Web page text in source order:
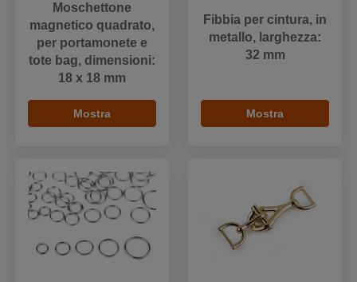
Moschettone
magnetico quadrato,
per portamonete e
tote bag, dimensioni:
18 x 18 mm
Mostra
Fibbia per cintura, in
metallo, larghezza:
32 mm
Mostra